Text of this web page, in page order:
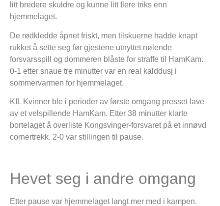
litt bredere skuldre og kunne litt flere triks enn
hjemmelaget.
De rødkledde åpnet friskt, men tilskuerne hadde knapt
rukket å sette seg før gjestene utnyttet nølende
forsvarsspill og dommeren blåste for straffe til HamKam.
0-1 etter snaue tre minutter var en real kalddusj i
sommervarmen for hjemmelaget.
KIL Kvinner ble i perioder av første omgang presset lave
av et velspillende HamKam. Etter 38 minutter klarte
bortelaget å overliste Kongsvinger-forsvaret på et innøvd
cornertrekk. 2-0 var stillingen til pause.
Hevet seg i andre omgang
Etter pause var hjemmelaget langt mer med i kampen.